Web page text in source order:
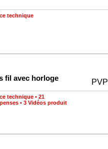
technique
fil avec horloge
PVP
technique • 21
• 3 Vidéos produit